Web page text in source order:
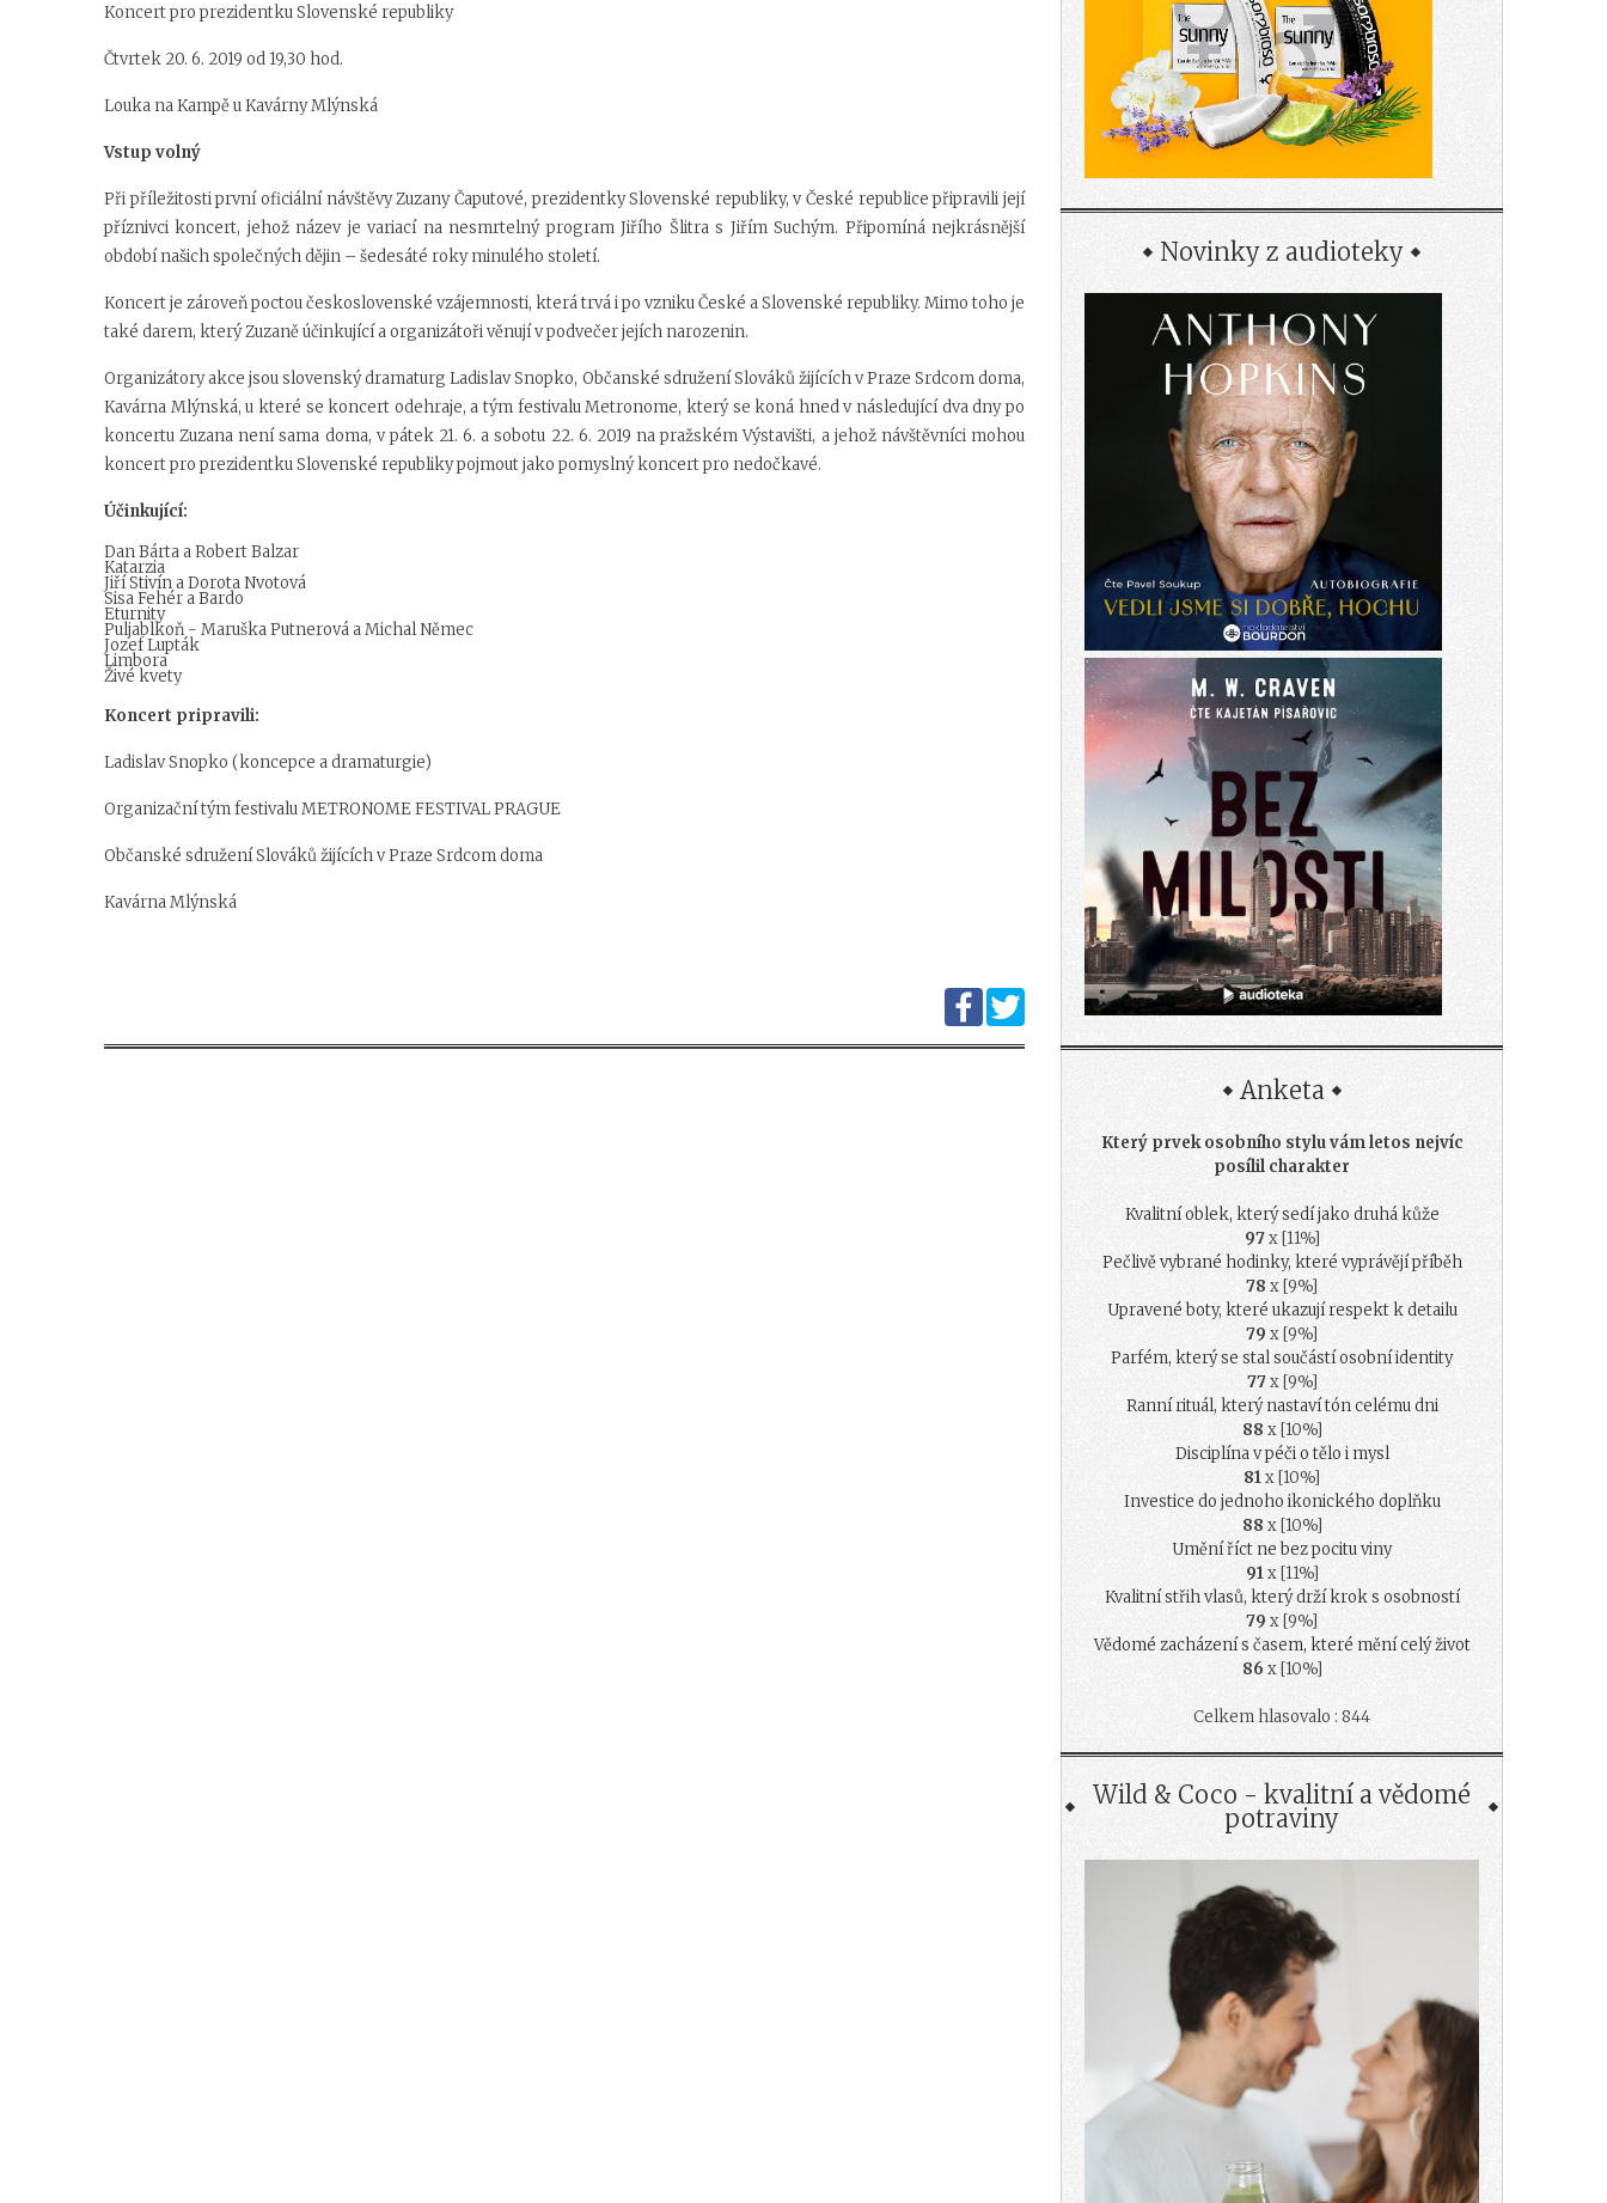
Koncert pro prezidentku Slovenské republiky
Čtvrtek 20. 6. 2019 od 19,30 hod.
Louka na Kampě u Kavárny Mlýnská
Vstup volný
Při příležitosti první oficiální návštěvy Zuzany Čaputové, prezidentky Slovenské republiky, v České republice připravili její
příznivci koncert, jehož název je variací na nesmrtelný program Jiřího Šlitra s Jiřím Suchým. Připomíná nejkrásnější
období našich společných dějin – šedesáté roky minulého století.
Koncert je zároveň poctou československé vzájemnosti, která trvá i po vzniku České a Slovenské republiky. Mimo toho je
také darem, který Zuzaně účinkující a organizátoři věnují v podvečer jejích narozenin.
Organizátory akce jsou slovenský dramaturg Ladislav Snopko, Občanské sdružení Slováků žijících v Praze Srdcom doma,
Kavárna Mlýnská, u které se koncert odehraje, a tým festivalu Metronome, který se koná hned v následující dva dny po
koncertu Zuzana není sama doma, v pátek 21. 6. a sobotu 22. 6. 2019 na pražském Výstavišti, a jehož návštěvníci mohou
koncert pro prezidentku Slovenské republiky pojmout jako pomyslný koncert pro nedočkavé.
Účinkující:
Dan Bárta a Robert Balzar
Katarzia
Jiří Stivín a Dorota Nvotová
Sisa Fehér a Bardo
Eturnity
Puljablkoň - Maruška Putnerová a Michal Němec
Jozef Lupták
Limbora
Živé kvety
Koncert pripravili:
Ladislav Snopko (koncepce a dramaturgie)
Organizační tým festivalu METRONOME FESTIVAL PRAGUE
Občanské sdružení Slováků žijících v Praze Srdcom doma
Kavárna Mlýnská
Novinky z audioteky
Anketa
Který prvek osobního stylu vám letos nejvíc
posílil charakter
Kvalitní oblek, který sedí jako druhá kůže
97x [11%]
Pečlivě vybrané hodinky, které vyprávějí příběh
78 x [9%]
Upravené boty, které ukazují respekt k detailu
79 x [9%]
Parfém, který se stal součástí osobní identity
77x [9%]
Ranní rituál, který nastaví tón celému dni
88 x [10%]
Disciplína v péči o tělo i mysl
81x [10%]
Investice do jednoho ikonického doplňku
88 x [10%]
Umění říct ne bez pocitu viny
91x [11%]
Kvalitní střih vlasů, který drží krok s osobností
79 x [9%]
Vědomé zacházení s časem, které mění celý život
86 x [10%]
Celkem hlasovalo : 844
Wild & Coco - kvalitní a vědomé
potraviny